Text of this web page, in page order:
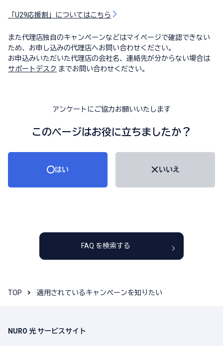
「U29応援割」についてはこちら
また代理店独自のキャンペーンなどはマイページで確認できない
ため、お申し込みの代理店へお問い合わせください。
お申込みいただいた代理店の会社名、連絡先が分からない場合は
サポートデスク までお問い合わせください。
アンケートにご協力お願いいたします
このページはお役に立ちましたか？
はい いいえ
FAQ を検索する
TOP 適用されているキャンペーンを知りたい
NURO 光 サービスサイト